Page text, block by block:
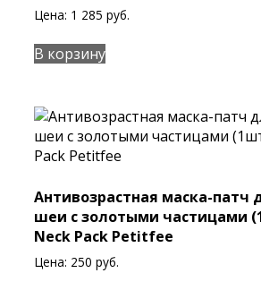
Цена: 1 285 руб.
В корзину
Антивозрастная маска-патч
шеи с золотыми частицами
Neck Pack Petitfee
Цена: 250 руб.